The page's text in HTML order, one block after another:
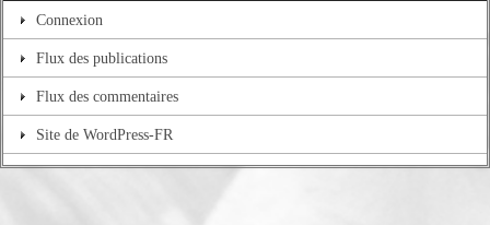
Connexion
Flux des publications
Flux des commentaires
Site de WordPress-FR